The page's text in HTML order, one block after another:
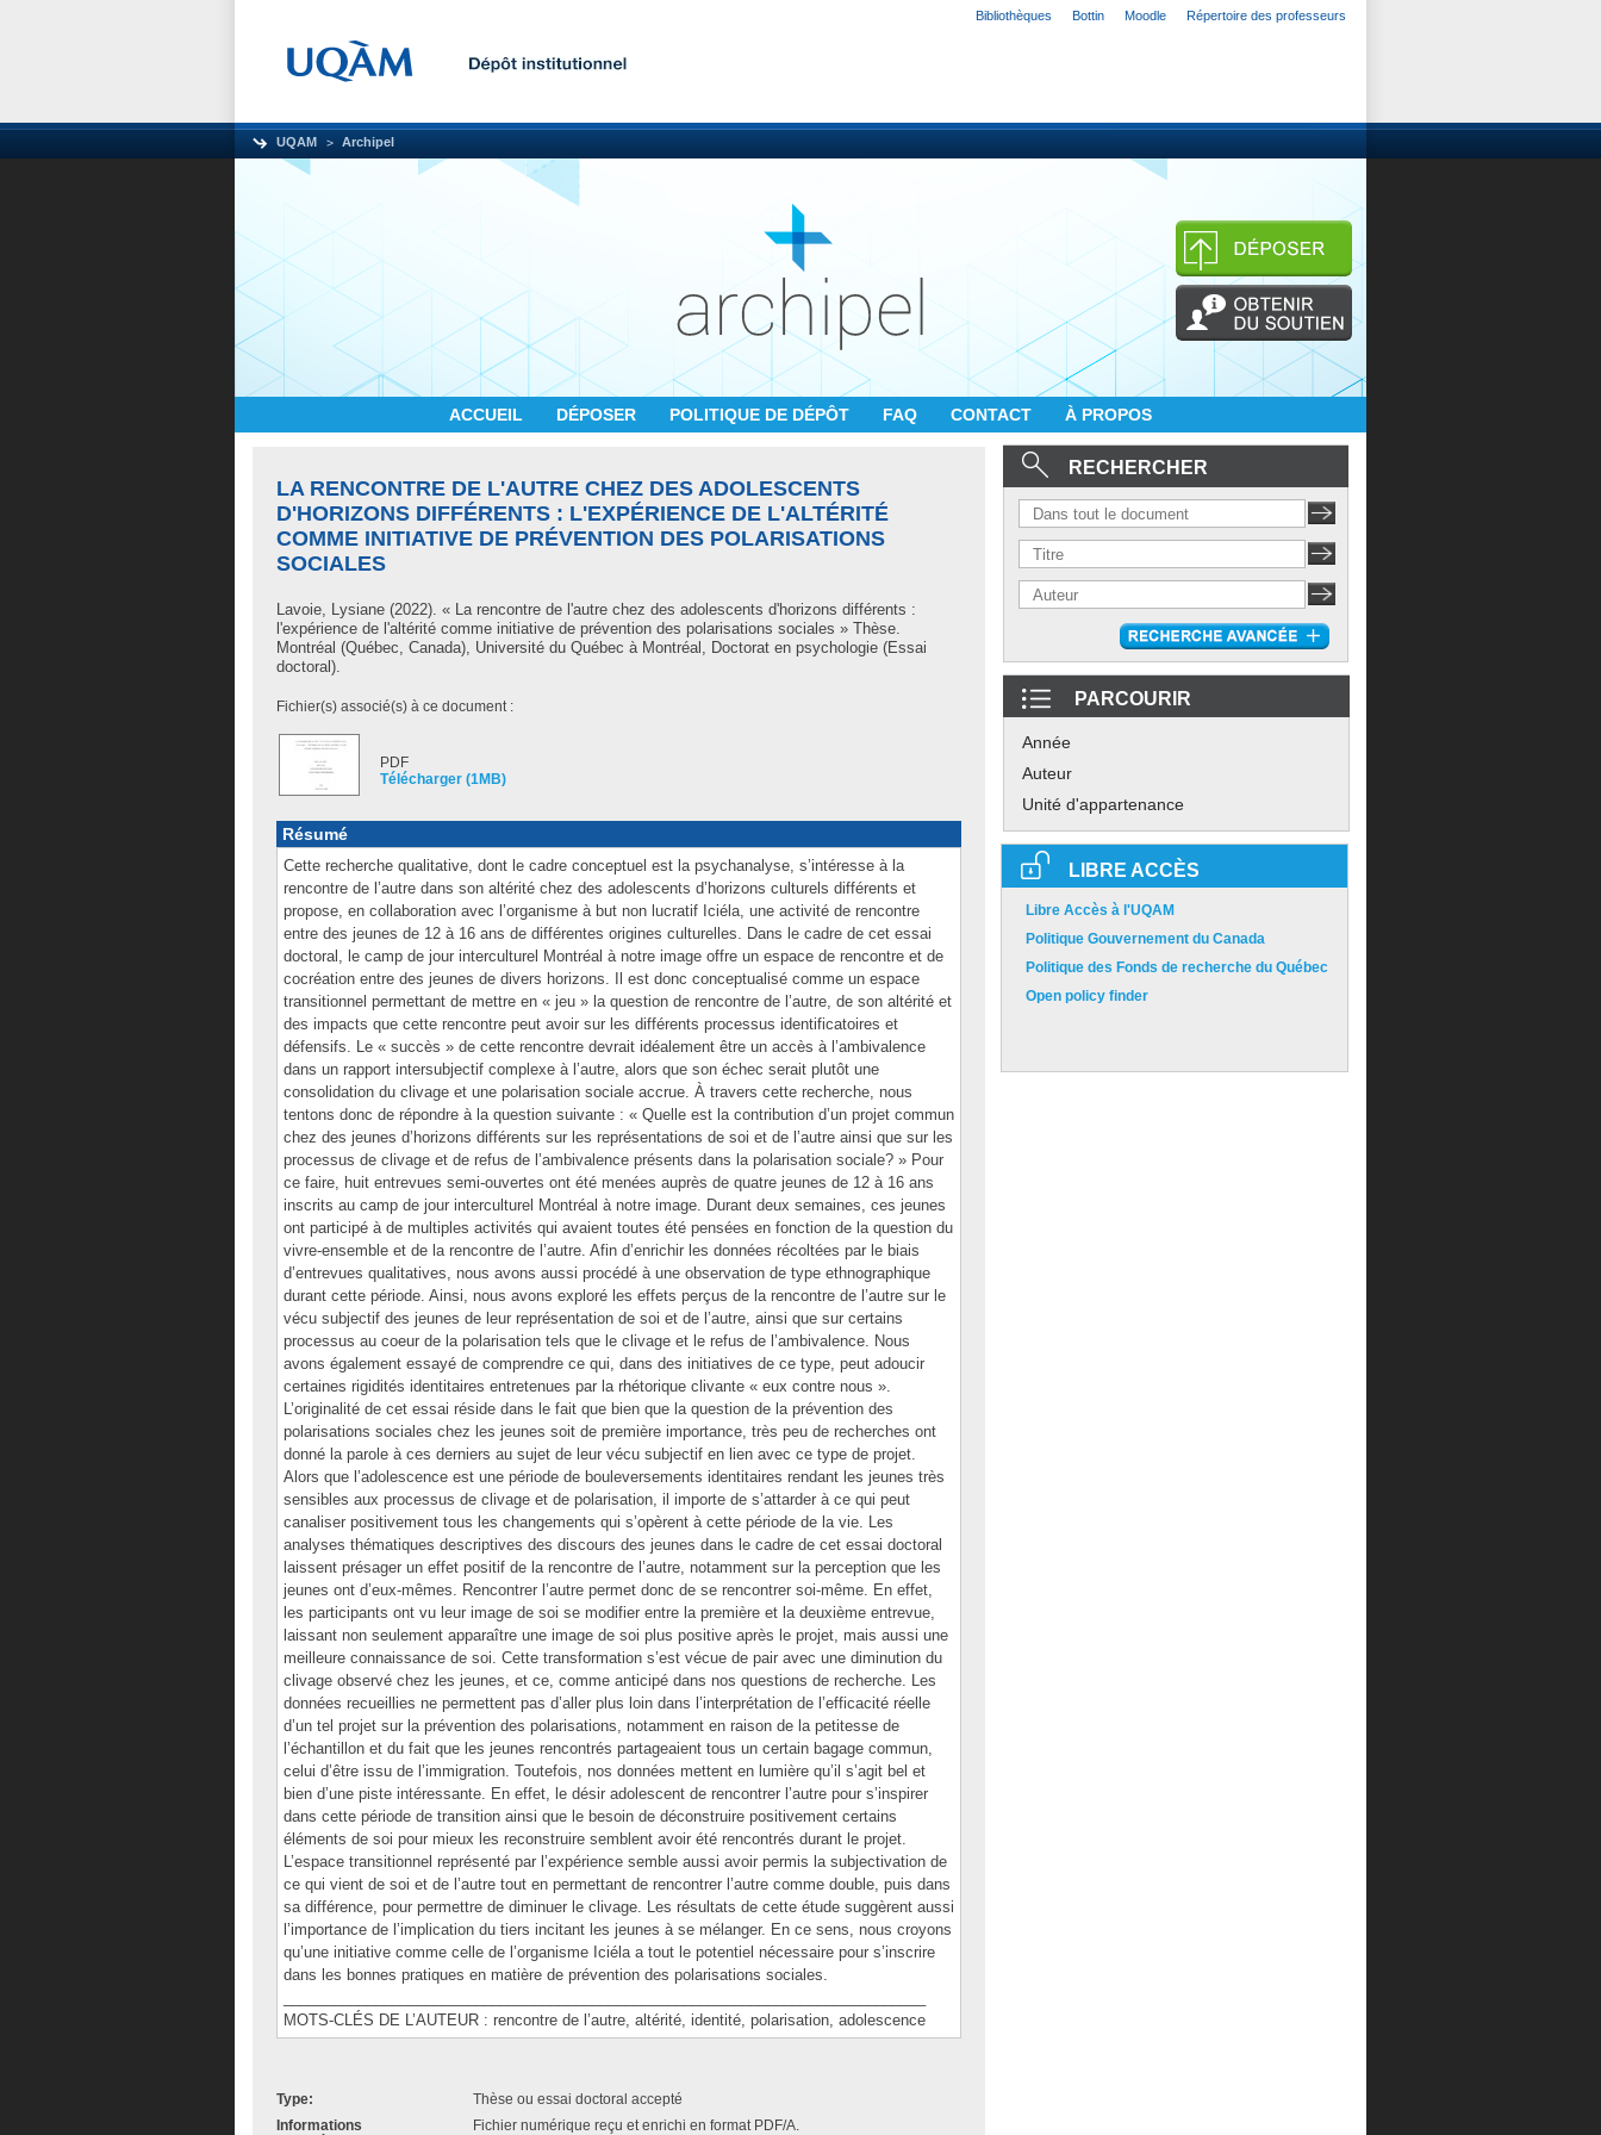
Bibliothèques Bottin Moodle Répertoire des professeurs
UQAM Archipel
ACCUEIL DÉPOSER POLITIQUE DE DÉPÔT FAQ CONTACT À PROPOS
LA RENCONTRE DE L'AUTRE CHEZ DES ADOLESCENTS
D'HORIZONS DIFFÉRENTS : L'EXPÉRIENCE DE L'ALTÉRITÉ
COMME INITIATIVE DE PRÉVENTION DES POLARISATIONS
SOCIALES
Lavoie, Lysiane (2022). « La rencontre de l'autre chez des adolescents d'horizons différents :
l'expérience de l'altérité comme initiative de prévention des polarisations sociales » Thèse.
Montréal (Québec, Canada), Université du Québec à Montréal, Doctorat en psychologie (Essai
doctoral).
Fichier(s) associé(s) à ce document :
PDF
Télécharger (1MB)
Résumé
Cette recherche qualitative, dont le cadre conceptuel est la psychanalyse, s’intéresse à la
rencontre de l’autre dans son altérité chez des adolescents d’horizons culturels différents et
propose, en collaboration avec l’organisme à but non lucratif Iciéla, une activité de rencontre
entre des jeunes de 12 à 16 ans de différentes origines culturelles. Dans le cadre de cet essai
doctoral, le camp de jour interculturel Montréal à notre image offre un espace de rencontre et de
cocréation entre des jeunes de divers horizons. Il est donc conceptualisé comme un espace
transitionnel permettant de mettre en « jeu » la question de rencontre de l’autre, de son altérité et
des impacts que cette rencontre peut avoir sur les différents processus identificatoires et
défensifs. Le « succès » de cette rencontre devrait idéalement être un accès à l’ambivalence
dans un rapport intersubjectif complexe à l’autre, alors que son échec serait plutôt une
consolidation du clivage et une polarisation sociale accrue. À travers cette recherche, nous
tentons donc de répondre à la question suivante : « Quelle est la contribution d’un projet commun
chez des jeunes d’horizons différents sur les représentations de soi et de l’autre ainsi que sur les
processus de clivage et de refus de l’ambivalence présents dans la polarisation sociale? » Pour
ce faire, huit entrevues semi-ouvertes ont été menées auprès de quatre jeunes de 12 à 16 ans
inscrits au camp de jour interculturel Montréal à notre image. Durant deux semaines, ces jeunes
ont participé à de multiples activités qui avaient toutes été pensées en fonction de la question du
vivre-ensemble et de la rencontre de l’autre. Afin d’enrichir les données récoltées par le biais
d’entrevues qualitatives, nous avons aussi procédé à une observation de type ethnographique
durant cette période. Ainsi, nous avons exploré les effets perçus de la rencontre de l’autre sur le
vécu subjectif des jeunes de leur représentation de soi et de l’autre, ainsi que sur certains
processus au coeur de la polarisation tels que le clivage et le refus de l’ambivalence. Nous
avons également essayé de comprendre ce qui, dans des initiatives de ce type, peut adoucir
certaines rigidités identitaires entretenues par la rhétorique clivante « eux contre nous ».
L’originalité de cet essai réside dans le fait que bien que la question de la prévention des
polarisations sociales chez les jeunes soit de première importance, très peu de recherches ont
donné la parole à ces derniers au sujet de leur vécu subjectif en lien avec ce type de projet.
Alors que l’adolescence est une période de bouleversements identitaires rendant les jeunes très
sensibles aux processus de clivage et de polarisation, il importe de s’attarder à ce qui peut
canaliser positivement tous les changements qui s’opèrent à cette période de la vie. Les
analyses thématiques descriptives des discours des jeunes dans le cadre de cet essai doctoral
laissent présager un effet positif de la rencontre de l’autre, notamment sur la perception que les
jeunes ont d’eux-mêmes. Rencontrer l’autre permet donc de se rencontrer soi-même. En effet,
les participants ont vu leur image de soi se modifier entre la première et la deuxième entrevue,
laissant non seulement apparaître une image de soi plus positive après le projet, mais aussi une
meilleure connaissance de soi. Cette transformation s’est vécue de pair avec une diminution du
clivage observé chez les jeunes, et ce, comme anticipé dans nos questions de recherche. Les
données recueillies ne permettent pas d’aller plus loin dans l’interprétation de l’efficacité réelle
d’un tel projet sur la prévention des polarisations, notamment en raison de la petitesse de
l’échantillon et du fait que les jeunes rencontrés partageaient tous un certain bagage commun,
celui d’être issu de l’immigration. Toutefois, nos données mettent en lumière qu’il s’agit bel et
bien d’une piste intéressante. En effet, le désir adolescent de rencontrer l’autre pour s’inspirer
dans cette période de transition ainsi que le besoin de déconstruire positivement certains
éléments de soi pour mieux les reconstruire semblent avoir été rencontrés durant le projet.
L’espace transitionnel représenté par l’expérience semble aussi avoir permis la subjectivation de
ce qui vient de soi et de l’autre tout en permettant de rencontrer l’autre comme double, puis dans
sa différence, pour permettre de diminuer le clivage. Les résultats de cette étude suggèrent aussi
l’importance de l’implication du tiers incitant les jeunes à se mélanger. En ce sens, nous croyons
qu’une initiative comme celle de l’organisme Iciéla a tout le potentiel nécessaire pour s’inscrire
dans les bonnes pratiques en matière de prévention des polarisations sociales.
MOTS-CLÉS DE L’AUTEUR : rencontre de l’autre, altérité, identité, polarisation, adolescence
Type:
Thèse ou essai doctoral accepté
Informations
Fichier numérique reçu et enrichi en format PDF/A.
RECHERCHER
PARCOURIR
Année
Auteur
Unité d'appartenance
LIBRE ACCÈS
Libre Accès à l'UQAM
Politique Gouvernement du Canada
Politique des Fonds de recherche du Québec
Open policy finder